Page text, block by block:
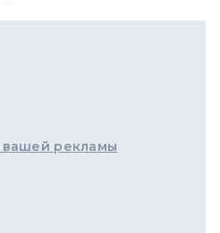
рекламы